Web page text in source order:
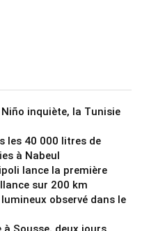
inquiète, la Tunisie
les 40 000 litres de
à Nabeul
lance la première
sur 200 km
observé dans le